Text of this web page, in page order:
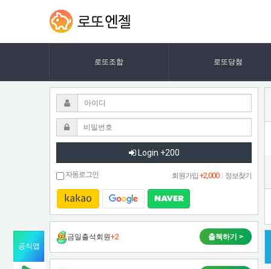
자
앉
LOTTOANGEL
로또조합 로또당첨
Login +200
자동로그인 회원가입 +2,000 정보찾기
금일출석회원+2 출첵하기 >
공식앱